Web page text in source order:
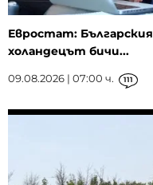
Евростат:
холандецът бичи...
09.08.2026 | 07:00 ч. 111